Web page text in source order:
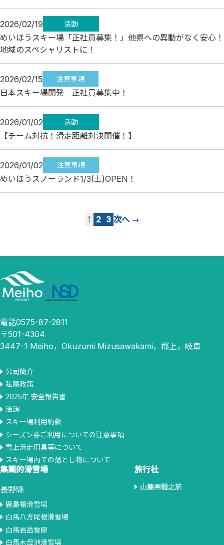
2026/02/19 活動
めいほうスキー場「正社員募集！」他県への異動がなく安心！
地域のスペシャリストに！
2026/02/15 注意事項
日本スキー場開発 正社員募集中！
2026/01/02 活動
【チーム対抗！滑走距離対決開催！】
2026/01/02 注意事項
めいほうスノーランド1/3(土)OPEN！
ペ
ジ
送
1 2 3 次へ →
電話0575-87-2811
〒501-4304
3447-1 Meiho，Okuzumi Mizusawakami，郡上，岐阜
公司簡介
私隱政策
2025年 安全報告書
洽詢
スキー場利用約款
シーズン券ご利用についての注意事項
雪上滑走用具等について
スキー場内での落とし物について
集團的滑雪場
長野縣
鹿島槍滑雪場
白馬八方尾根滑雪場
白馬岩岳雪原
白馬木母池滑雪場
旅行社
山麓團體之旅